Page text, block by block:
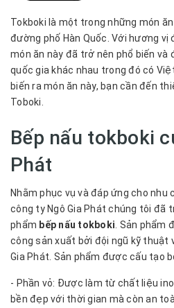
Tokboki là một trong những món
đường phố Hàn Quốc. Với hương
món ăn này đã trở nên phổ biến và
quốc gia khác nhau trong đó có
biến ra món ăn này, bạn cần đến
Toboki.
Bếp nấu tokboki
Phát
Nhằm phục vụ và đáp ứng cho
công ty Ngô Gia Phát chúng tôi đã
phẩm bếp nấu tokboki . Sản phẩm
công sản xuất bởi đội ngũ kỹ thuật
Gia Phát. Sản phẩm được cấu tạo
- Phần vỏ: Được làm từ chất liệu
bền đẹp với thời gian mà còn an